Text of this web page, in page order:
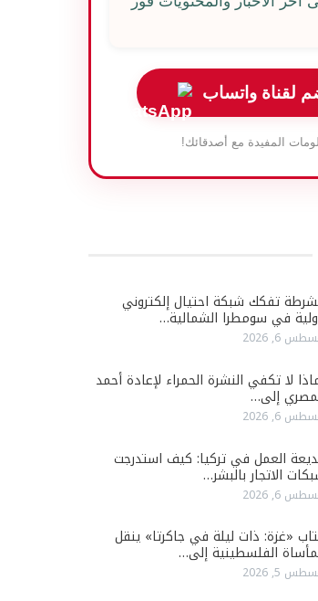
لقناة واتساب
المفيدة مع أصدقائك!
تفكك شبكة احتيال إلكتروني
في سومطرا الشمالية…
6, 2026
لا تكفي النشرة الحمراء لإعادة أحمد
إلى…
6, 2026
العمل في تركيا: كيف استدرجت
الاتجار بالبشر…
6, 2026
«غزة: ذات ليلة في جاكرتا» ينقل
الفلسطينية إلى…
5, 2026